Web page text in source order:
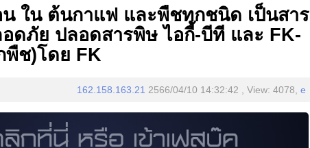
ใน ต้นกาแฟ และพืชทุกชนิด เป็นสาร
ดภัย ปลอดสารพิษ ไอกี้-บีที และ FK-
พืช)โดย FK
162.158.163.21 2566/04/10 14:32:42 , View: 4078, e